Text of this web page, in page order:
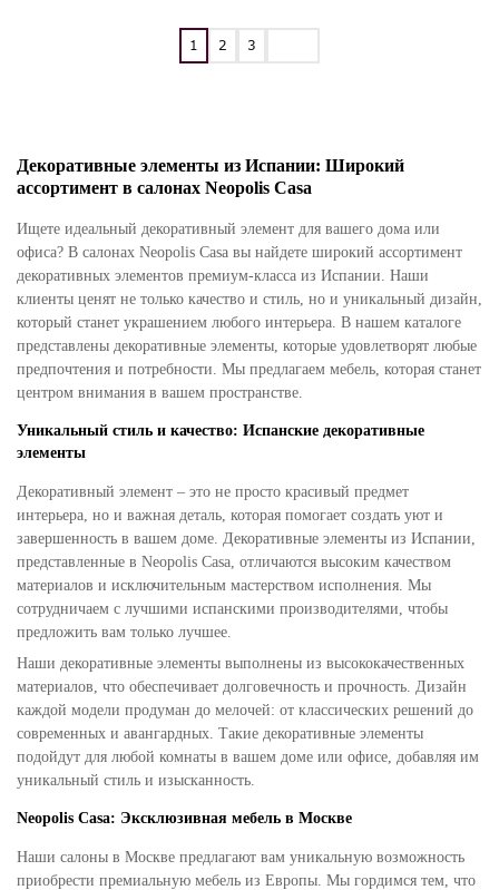
1 2 3
Декоративные элементы из Испании: Широкий
ассортимент в салонах Neopolis Casa
Ищете идеальный декоративный элемент для вашего дома или
офиса? В салонах Neopolis Casa вы найдете широкий ассортимент
декоративных элементов премиум-класса из Испании. Наши
клиенты ценят не только качество и стиль, но и уникальный дизайн,
который станет украшением любого интерьера. В нашем каталоге
представлены декоративные элементы, которые удовлетворят любые
предпочтения и потребности. Мы предлагаем мебель, которая станет
центром внимания в вашем пространстве.
Уникальный стиль и качество: Испанские декоративные
элементы
Декоративный элемент – это не просто красивый предмет
интерьера, но и важная деталь, которая помогает создать уют и
завершенность в вашем доме. Декоративные элементы из Испании,
представленные в Neopolis Casa, отличаются высоким качеством
материалов и исключительным мастерством исполнения. Мы
сотрудничаем с лучшими испанскими производителями, чтобы
предложить вам только лучшее.
Наши декоративные элементы выполнены из высококачественных
материалов, что обеспечивает долговечность и прочность. Дизайн
каждой модели продуман до мелочей: от классических решений до
современных и авангардных. Такие декоративные элементы
подойдут для любой комнаты в вашем доме или офисе, добавляя им
уникальный стиль и изысканность.
Neopolis Casa: Эксклюзивная мебель в Москве
Наши салоны в Москве предлагают вам уникальную возможность
приобрести премиальную мебель из Европы. Мы гордимся тем, что